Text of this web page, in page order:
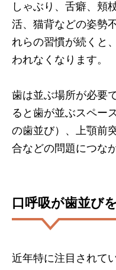
しゃぶり、舌癖、頬
活、猫背などの姿勢
れらの習慣が続くと
われなくなります。
歯は並ぶ場所が必要
ると歯が並ぶスペー
の歯並び）、上顎前
合などの問題につな
口呼吸が歯並び
近年特に注目されて